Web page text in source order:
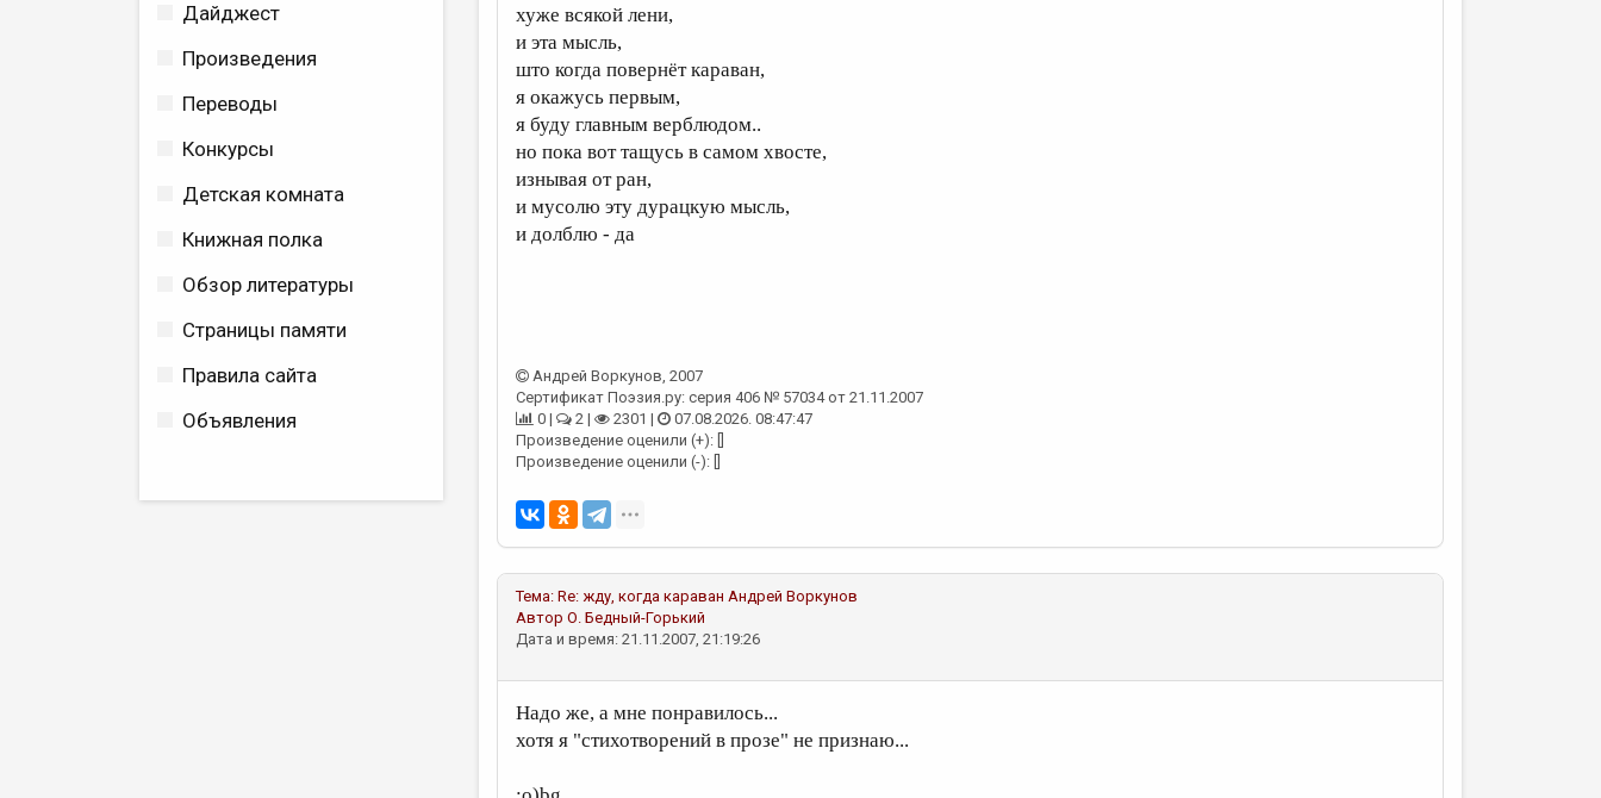
Дайджест
Произведения
Переводы
Конкурсы
Детская комната
Книжная полка
Обзор литературы
Страницы памяти
Правила сайта
Объявления
хуже всякой лени,
и эта мысль,
што когда повернёт караван,
я окажусь первым,
я буду главным верблюдом..
но пока вот тащусь в самом хвосте,
изнывая от ран,
и мусолю эту дурацкую мысль,
и долблю - да
Андрей Воркунов, 2007
Сертификат Поэзия.ру: серия 406 № 57034 от 21.11.2007
0 |
2 | 2301 |
07.08.2026. 08:47:47
Произведение оценили (+): []
Произведение оценили (-): []
Тема: Re: жду, когда караван Андрей Воркунов
Автор О. Бедный-Горький
Дата и время: 21.11.2007, 21:19:26
Надо же, а мне понравилось...
хотя я "стихотворений в прозе" не признаю...